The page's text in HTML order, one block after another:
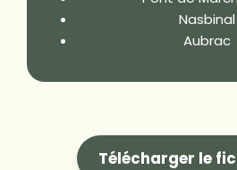
Nasbinal
Aubrac
Télécharger le